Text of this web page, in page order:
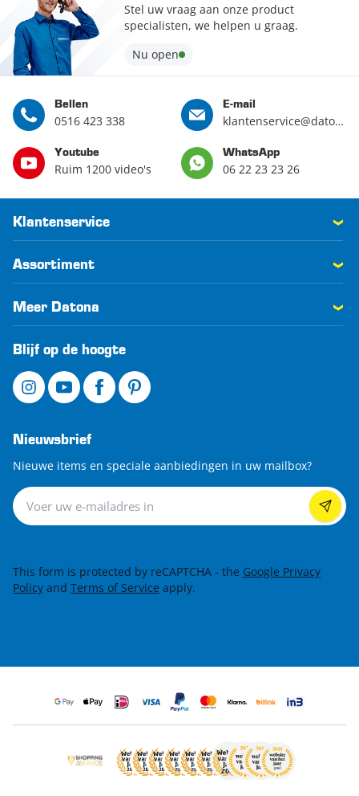
Stel uw vraag aan onze product
specialisten, we helpen u graag.
Nu open
Bellen
0516 423 338
E-mail
klantenservice@datona.nl
Youtube
Ruim 1200 video's
WhatsApp
06 22 23 23 26
Klantenservice
Assortiment
Meer Datona
Blijf op de hoogte
Nieuwsbrief
Nieuwe items en speciale aanbiedingen in uw mailbox?
Nieuwsbrief
This form is protected by reCAPTCHA - the Google Privacy
Policy and Terms of Service apply.